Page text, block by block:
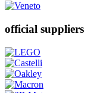
official suppliers